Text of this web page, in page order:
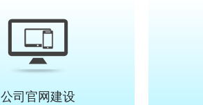
公司官网建设